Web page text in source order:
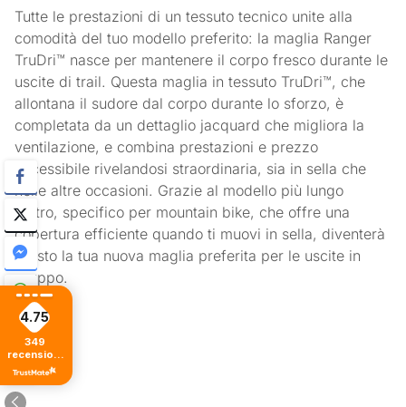
Tutte le prestazioni di un tessuto tecnico unite alla
comodità del tuo modello preferito: la maglia Ranger
TruDri™ nasce per mantenere il corpo fresco durante le
uscite di trail. Questa maglia in tessuto TruDri™, che
allontana il sudore dal corpo durante lo sforzo, è
completata da un dettaglio jacquard che migliora la
ventilazione, e combina prestazioni e prezzo
accessibile rivelandosi straordinaria, sia in sella che
nelle altre occasioni. Grazie al modello più lungo
dietro, specifico per mountain bike, che offre una
copertura efficiente quando ti muovi in sella, diventerà
presto la tua nuova maglia preferita per le uscite in
gruppo.
4.75
349
recensioni
di tutti i
tempi